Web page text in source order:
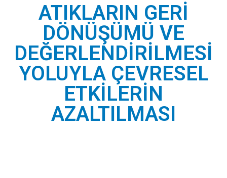
ATIKLARIN GERİ
DÖNÜŞÜMÜ VE
DEĞERLENDİRİLMESİ
YOLUYLA ÇEVRESEL
ETKİLERİN
AZALTILMASI